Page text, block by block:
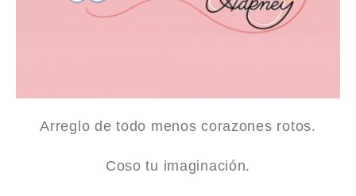
Arreglo de todo menos corazones rotos.
Coso tu imaginación.